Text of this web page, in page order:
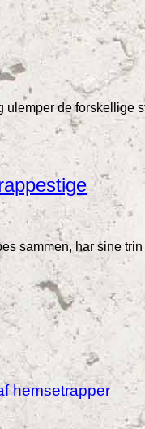
de forskellige
sammen, har sine
hemsetrapper